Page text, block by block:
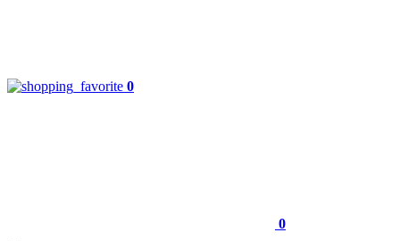
0
0